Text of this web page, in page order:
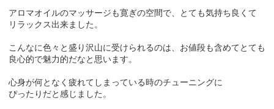
アロマオイルのマッサージも寛ぎの空間で、とても気持ち良くて
リラックス出来ました。
こんなに色々と盛り沢山に受けられるのは、お値段も含めてとても
良心的で魅力的だなと思います。
心身が何となく疲れてしまっている時のチューニングに
ぴったりだと感じました。